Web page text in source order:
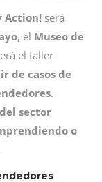
Action! será
el Museo de
el taller
de casos de
.
sector
o